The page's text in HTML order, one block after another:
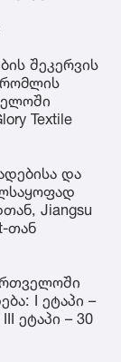
შეკერვის
რომლის
Textile
და
Jiangsu
თან
I ეტაპი –
ეტაპი – 30